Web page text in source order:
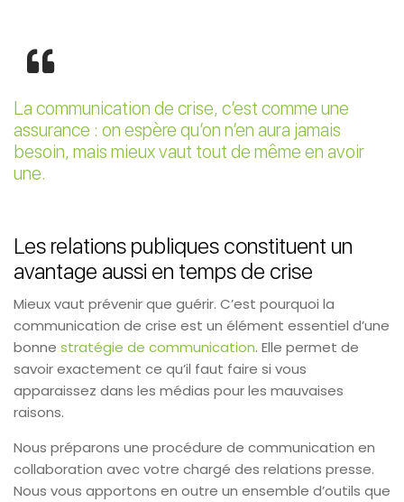
La communication de crise, c’est comme une
assurance : on espère qu’on n’en aura jamais
besoin, mais mieux vaut tout de même en avoir
une.
Les relations publiques constituent un
avantage aussi en temps de crise
Mieux vaut prévenir que guérir. C’est pourquoi la
communication de crise est un élément essentiel d’une
bonne stratégie de communication. Elle permet de
savoir exactement ce qu’il faut faire si vous
apparaissez dans les médias pour les mauvaises
raisons.
Nous préparons une procédure de communication en
collaboration avec votre chargé des relations presse.
Nous vous apportons en outre un ensemble d’outils que